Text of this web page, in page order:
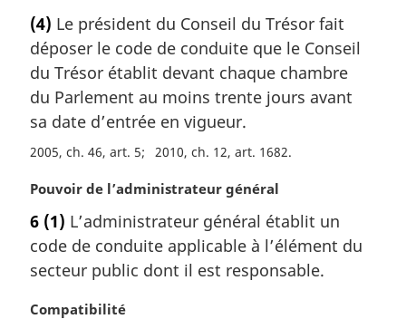
a
e
:
t
e
m
a
g
i
a
e
:
(4) Le président du Conseil du Trésor fait
déposer le code de conduite que le Conseil
du Trésor établit devant chaque chambre
du Parlement au moins trente jours avant
sa date d’entrée en vigueur.
2005, ch. 46, art. 5 2010, ch. 12, art. 1682
N
t
e
m
r
Pouvoir de l’administrateur général
6 (1) L’administrateur général établit un
code de conduite applicable à l’élément du
secteur public dont il est responsable.
N
Compatibilité